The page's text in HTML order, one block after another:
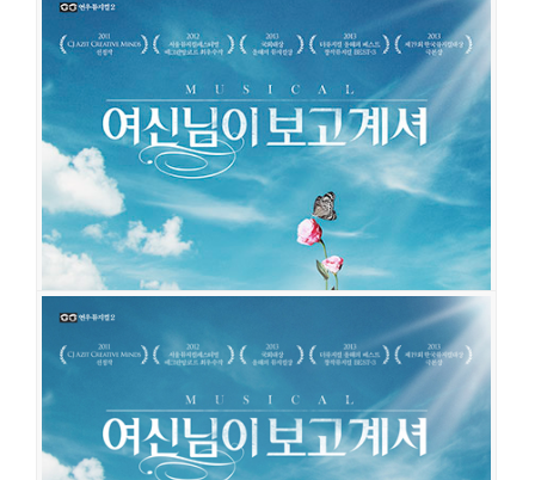
여신님이 보고 계셔
공연일시
2022-11-08 ~ 2023-02-26
유니플렉스 1관
출연진
최호중김도빈성태준조성윤박정원 김현진 김리현
김기택
윤석원 양승리 권동호안재영송유택 임준혁안지환 조풍래 김대웅
장민